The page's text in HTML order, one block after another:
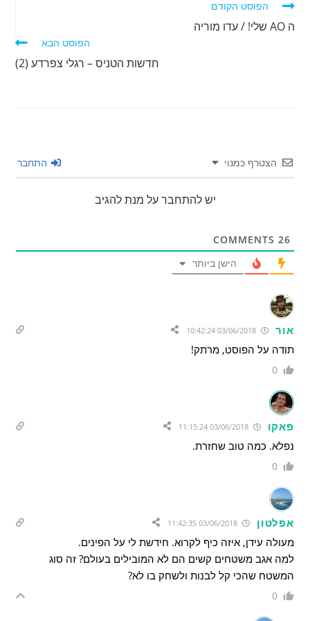
לקרוא
נוספים
הפוסט הקודם
ה AO שלי! / עדו מוריה
הפוסט הבא
חדשות הטניס – רגלי צפרדע (2)
הצטרף כמנוי התחבר
יש להתחבר על מנת להגיב
26
הישן ביותר
אור
תודה על הפוסט, מרתק!
0
פאקו 03/06/2018 11:15:24
נפלא. כמה טוב שחזרת.
0
אפלטון
מעולה עידן, איזה כיף לקרוא. חידשת לי על הפינים.
למה אגב משטחים קשים הם לא המובילים בעולם? זה סוג
המשטח שהכי קל לבנות ולשחק בו לא?
0